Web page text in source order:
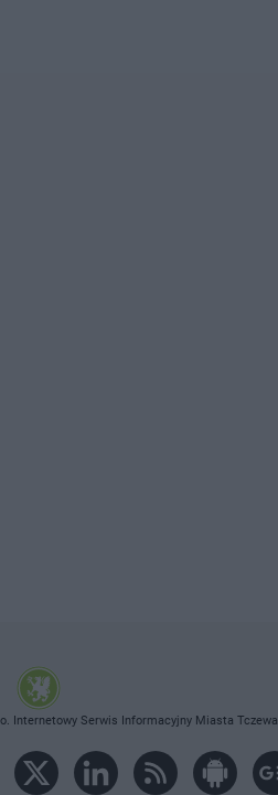
Internetowy Serwis Informacyjny Miasta Tczewa